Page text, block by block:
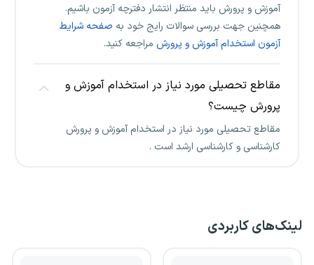
آموزش و پرورش باید منتظر انتشار دفترچه آزمون باشیم.
همچنین جهت بررسی سوالات رایج خود به صفحه شرایط
آزمون استخدام آموزش و پرورش مراجعه کنید.
مقاطع تحصیلی مورد نیاز در استخدام آموزش و
پرورش چیست؟
مقاطع تحصیلی مورد نیاز در استخدام آموزش و پرورش
کارشناسی و کارشناسی ارشد است .
لینک‌های کاربردی